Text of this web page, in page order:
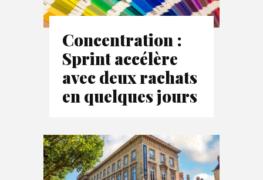
Concentration :
Sprint accélère
avec deux rachats
en quelques jours